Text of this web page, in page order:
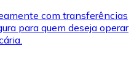
com transferências
para quem deseja operar